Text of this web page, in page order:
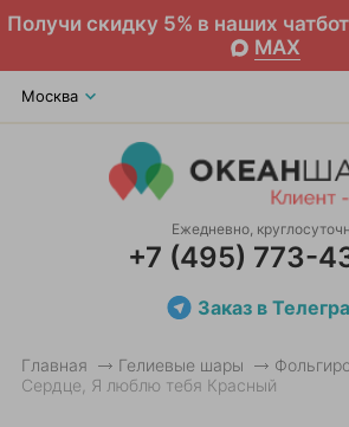
Получи скидку 5% в наших
MAX
Москва
Ежедневно,
+7 (495) 773-
Заказ в
Главная Гелиевые шары
Сердце, Я люблю тебя Красный